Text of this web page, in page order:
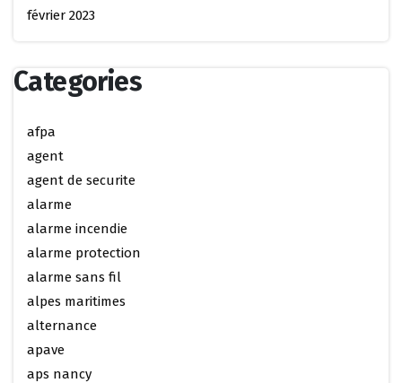
février 2023
Categories
afpa
agent
agent de securite
alarme
alarme incendie
alarme protection
alarme sans fil
alpes maritimes
alternance
apave
aps nancy